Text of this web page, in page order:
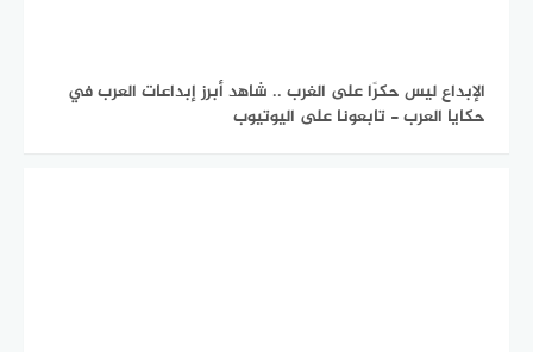
الإبداع ليس حكرًا على الغرب .. شاهد أبرز إبداعات العرب في
حكايا العرب - تابعونا على اليوتيوب